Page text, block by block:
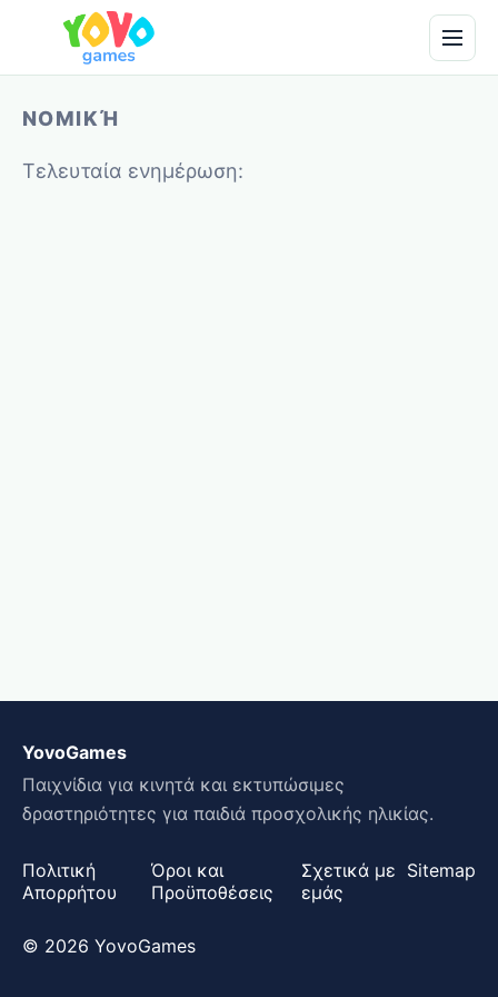
ΝΟΜΙΚΉ
Τελευταία ενημέρωση:
YovoGames
Παιχνίδια για κινητά και εκτυπώσιμες
δραστηριότητες για παιδιά προσχολικής ηλικίας.
Πολιτική
Απορρήτου
Όροι και
Προϋποθέσεις
Σχετικά με
εμάς
Sitemap
© 2026 YovoGames